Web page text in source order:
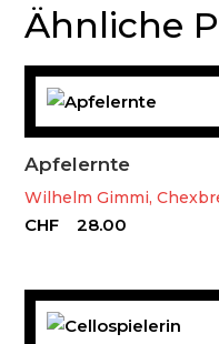
Ähnliche
Apfelernte
Wilhelm Gimmi,
CHF 28.00